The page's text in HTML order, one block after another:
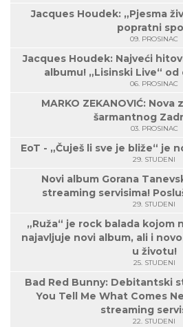
Jacques Houdek: „Pjesma
popratni
09. PROSINAC
Jacques Houdek: Najveći
albumu! „Lisinski Live“
06. PROSINAC
MARKO ZEKANOVIĆ:
šarmantnog
03. PROSINAC
EoT - „Čuješ li sve je bliže“ je
29. STUDENI
Novi album Gorana
streaming servisima!
29. STUDENI
„Ruža“ je rock balada kojom
najavljuje novi album, ali i
u životu!
25. STUDENI
Bad Red Bunny: Debitantski
You Tell Me What Comes
streaming
22. STUDENI